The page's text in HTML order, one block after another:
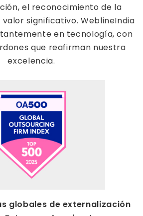
el reconocimiento de la
significativo. WeblineIndia
en tecnología, con
que reafirman nuestra
excelencia.
globales de externalización